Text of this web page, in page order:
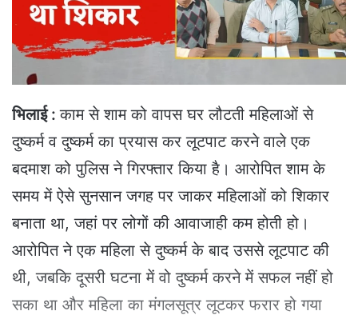
a
l
भिलाई :काम से शाम को वापस घर लौटती महिलाओं से
दुष्कर्म व दुष्कर्म का प्रयास कर लूटपाट करने वाले एक
बदमाश को पुलिस ने गिरफ्तार किया है। आरोपित शाम के
समय में ऐसे सुनसान जगह पर जाकर महिलाओं को शिकार
बनाता था, जहां पर लोगों की आवाजाही कम होती हो।
आरोपित ने एक महिला से दुष्कर्म के बाद उससे लूटपाट की
थी, जबकि दूसरी घटना में वो दुष्कर्म करने में सफल नहीं हो
सका था और महिला का मंगलसूत्र लूटकर फरार हो गया